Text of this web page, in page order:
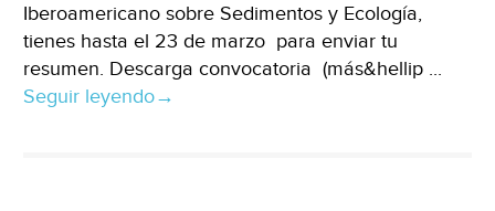
Iberoamericano sobre Sedimentos y Ecología,
tienes hasta el 23 de marzo para enviar tu
resumen. Descarga convocatoria (más&hellip ...
Seguir leyendo→